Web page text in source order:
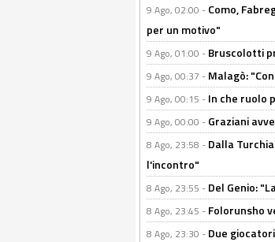
9 Ago, 02:00 - Como,
per un motivo"
9 Ago, 01:00 - Bruscolotti
9 Ago, 00:37 - Malagò:
9 Ago, 00:15 - In che ruolo
9 Ago, 00:00 - Graziani
8 Ago, 23:58 - Dalla
l'incontro"
8 Ago, 23:55 - Del Genio:
8 Ago, 23:45 - Folorunsho
8 Ago, 23:30 - Due